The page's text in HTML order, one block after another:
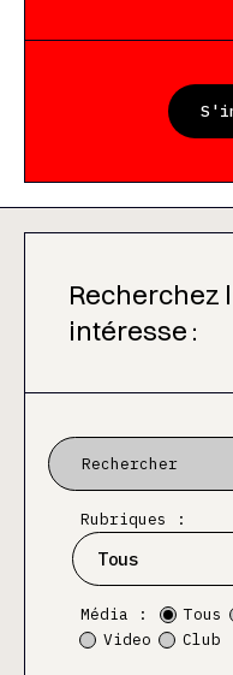
Recherchez
intéresse :
Rubriques :
Média : Tous
Video
Club